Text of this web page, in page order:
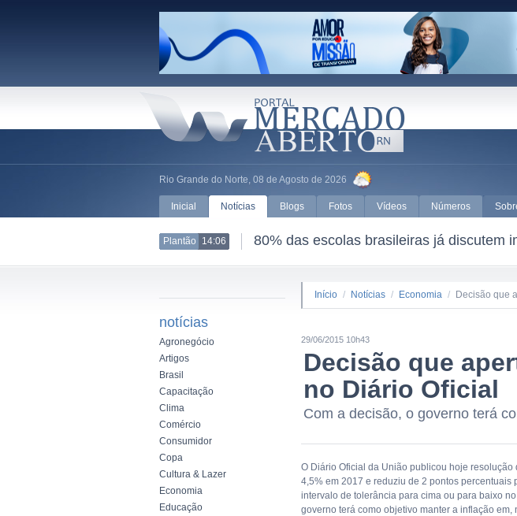
Rio Grande do Norte, 08 de Agosto de 2026
Inicial Notícias Blogs Fotos Vídeos Números
Plantão 14:06 80% das escolas brasileiras já discutem
notícias
Agronegócio
Artigos
Brasil
Capacitação
Clima
Comércio
Consumidor
Copa
Cultura & Lazer
Economia
Educação
Início / Notícias / Economia / Decisão que
29/06/2015 10h43
Decisão que
no Diário Oficial
Com a decisão, o governo terá
O Diário Oficial da União publicou hoje resolução
4,5% em 2017 e reduziu de 2 pontos percentuais
intervalo de tolerância para cima ou para baixo
governo terá como objetivo manter a inflação em,